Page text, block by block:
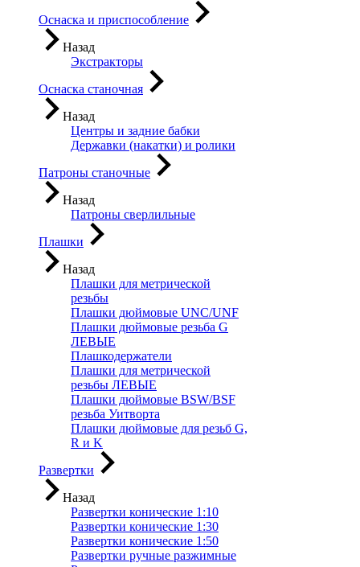
Оснаска и приспособление
Назад
Экстракторы
Оснаска станочная
Назад
Центры и задние бабки
Державки (накатки) и ролики
Патроны станочные
Назад
Патроны сверлильные
Плашки
Назад
Плашки для метрической
резьбы
Плашки дюймовые UNC/UNF
Плашки дюймовые резьба G
ЛЕВЫЕ
Плашкодержатели
Плашки для метрической
резьбы ЛЕВЫЕ
Плашки дюймовые BSW/BSF
резьба Уитворта
Плашки дюймовые для резьб G,
R и K
Развертки
Назад
Развертки конические 1:10
Развертки конические 1:30
Развертки конические 1:50
Развертки ручные разжимные